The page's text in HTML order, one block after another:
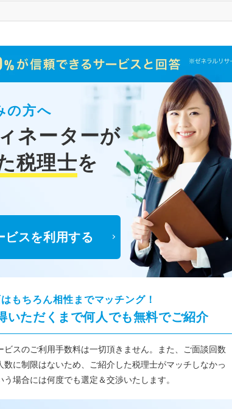
の方へ
ネーターが
税理士を
ビスを利用する
もちろん相性までマッチング！
いただくまで何人でも無料でご紹介
ビスのご利用手数料は一切頂きません。また、ご面談回数
数に制限はないため、ご紹介した税理士がマッチしなかっ
う場合には何度でも選定＆交渉いたします。